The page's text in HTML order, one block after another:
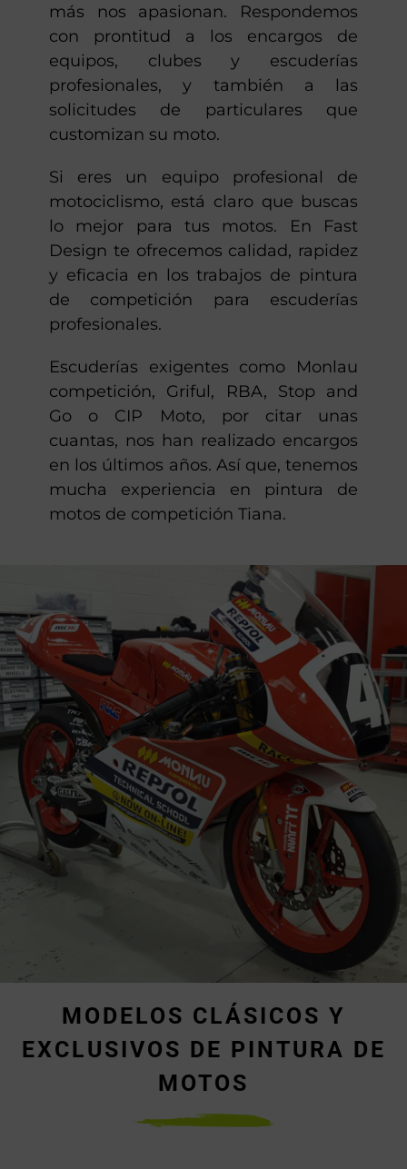
más nos apasionan. Respondemos
con prontitud a los encargos de
equipos, clubes y escuderías
profesionales, y también a las
solicitudes de particulares que
customizan su moto.
Si eres un equipo profesional de
motociclismo, está claro que buscas
lo mejor para tus motos. En Fast
Design te ofrecemos calidad, rapidez
y eficacia en los trabajos de pintura
de competición para escuderías
profesionales.
Escuderías exigentes como Monlau
competición, Griful, RBA, Stop and
Go o CIP Moto, por citar unas
cuantas, nos han realizado encargos
en los últimos años. Así que, tenemos
mucha experiencia en pintura de
motos de competición Tiana.
MODELOS CLÁSICOS Y
EXCLUSIVOS DE PINTURA DE
MOTOS